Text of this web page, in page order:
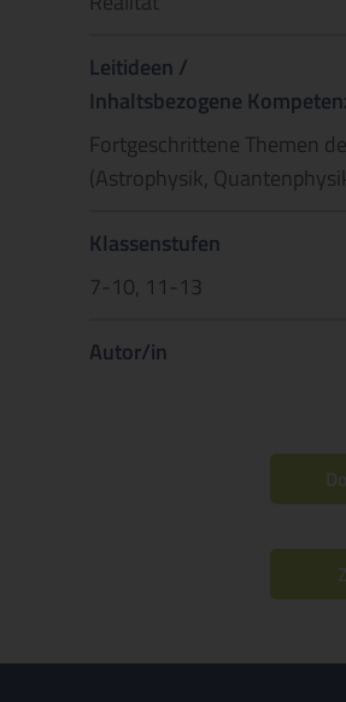
Leitideen /
Inhaltsbezogene
Fortgeschrittene Themen
(Astrophysik,
Klassenstufen
7-10, 11-13
Autor/in